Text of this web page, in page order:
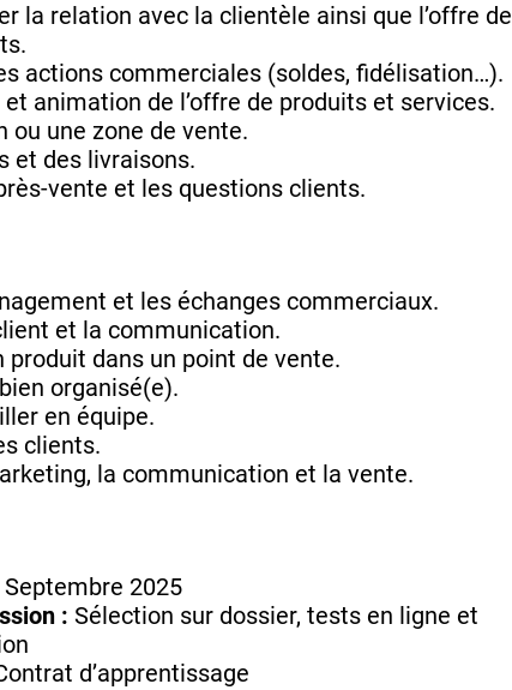
la relation avec la clientèle ainsi que l’offre de
actions commerciales (soldes, fidélisation…).
animation de l’offre de produits et services.
ou une zone de vente.
et des livraisons.
vente et les questions clients.
et les échanges commerciaux.
et la communication.
produit dans un point de vente.
organisé(e).
en équipe.
clients.
la communication et la vente.
Septembre 2025
: Sélection sur dossier, tests en ligne et
d’apprentissage